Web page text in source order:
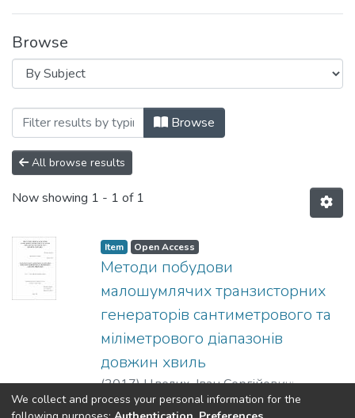
Browse
Browsing Дисертації (РТПС) by
Browse
All browse results
Now showing 1 - 1 of 1
Item Open Access
Методи побудови
малошумлячих транзисторних
генераторів сантиметрового та
міліметрового діапазонів
довжин хвиль
(2017)Цвелих, Іван Сергійович;
Коцержинський, Борис Олексійович
Show more
We collect and process your personal information for the